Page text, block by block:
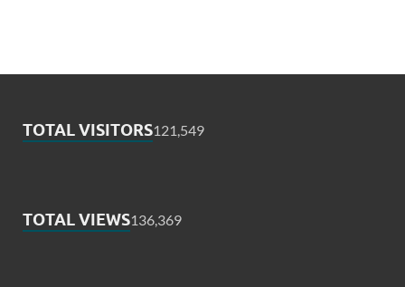
TOTAL VISITORS121,549
TOTAL VIEWS136,369